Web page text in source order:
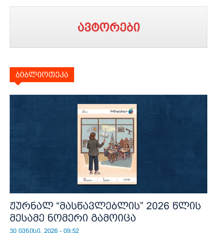
ავტორები
ბიბლიოთეკა
ჟურნალ “მასწავლებლის” 2026 წლის
მესამე ნომერი გამოიცა
30 ივნისი, 2026 - 09:52